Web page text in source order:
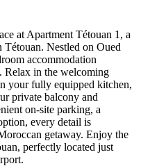
at Apartment Tétouan 1, a
Nestled on Oued
accommodation
Relax in the welcoming
your fully equipped kitchen,
private balcony and
on-site parking, a
every detail is
getaway. Enjoy the
perfectly located just